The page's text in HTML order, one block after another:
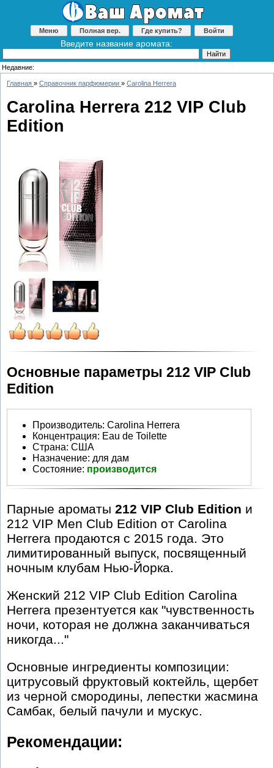
Меню Полная вер. Где купить? Войти
Введите название аромата:
Недавние:
Главная » Справочник парфюмерии » Carolina Herrera
Carolina Herrera 212 VIP Club
Edition
Основные параметры 212 VIP Club
Edition
Производитель: Carolina Herrera
Концентрация: Eau de Toilette
Страна: США
Назначение: для дам
Состояние: производится
Парные ароматы 212 VIP Club Edition и
212 VIP Men Club Edition от Carolina
Herrera продаются с 2015 года. Это
лимитированный выпуск, посвященный
ночным клубам Нью-Йорка.
Женский 212 VIP Club Edition Carolina
Herrera презентуется как "чувственность
ночи, которая не должна заканчиваться
никогда..."
Основные ингредиенты композиции:
цитрусовый фруктовый коктейль, щербет
из черной смородины, лепестки жасмина
Самбак, белый пачули и мускус.
Рекомендации: